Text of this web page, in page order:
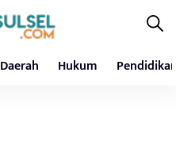
Daerah Hukum